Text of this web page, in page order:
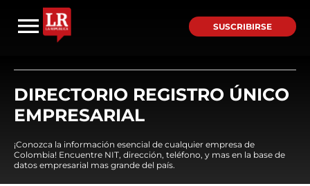
SUSCRIBIRSE
DIRECTORIO REGISTRO ÚNICO
EMPRESARIAL
¡Conozca la información esencial de cualquier empresa de
Colombia! Encuentre NIT, dirección, teléfono, y mas en la base de
datos empresarial mas grande del país.